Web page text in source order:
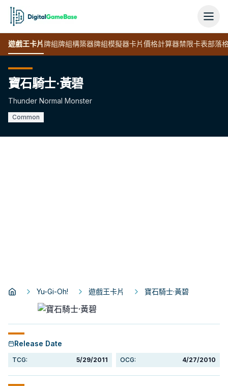
遊戲王卡片牌組牌組構築器牌組模擬器卡片價格計算器禁限卡表部落
寶石騎士·黃碧
Thunder Normal Monster
Common
Yu-Gi-Oh! 遊戲王卡片 寶石騎士·黃碧
Release Date
TCG: 5/29/2011 OCG: 4/27/2010